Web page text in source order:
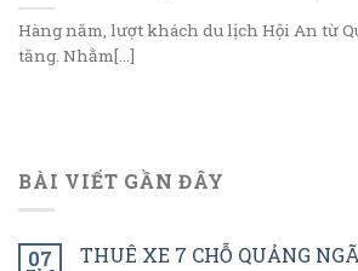
Hàng năm, lượt khách du lịch Hội An từ
tăng. Nhằm[...]
BÀI VIẾT GẦN ĐÂY
07 THUÊ XE 7 CHỖ QUẢNG